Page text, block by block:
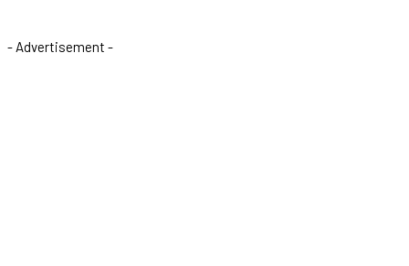
- Advertisement -